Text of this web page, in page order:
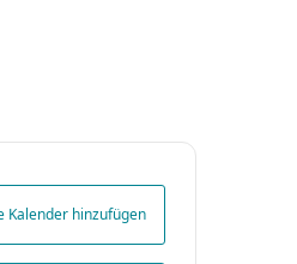
Kalender hinzufügen